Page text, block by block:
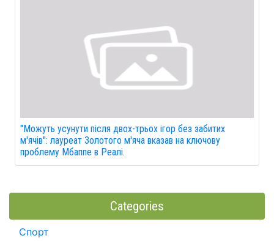
"Можуть усунути після двох-трьох ігор без забитих
м'ячів": лауреат Золотого м'яча вказав на ключову
проблему Мбаппе в Реалі.
Categories
Спорт